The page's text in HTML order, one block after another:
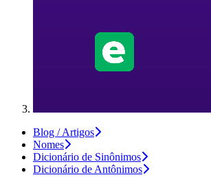
Blog / Artigos
Nomes
Dicionário de Sinônimos
Dicionário de Antônimos